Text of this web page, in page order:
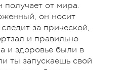
от мира.
он носит
за прической,
и правильно
и здоровье были в
ты запускаешь свой